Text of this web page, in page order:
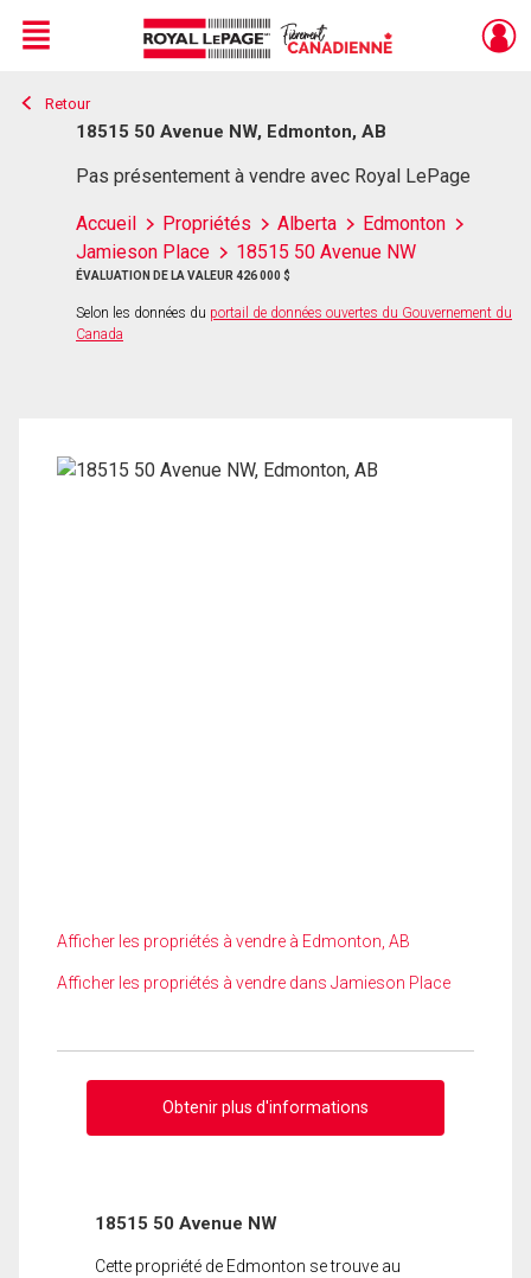
Live
En Direct
Menu
Retour
18515 50 Avenue NW, Edmonton, AB
Pas présentement à vendre avec Royal LePage
Accueil Propriétés Alberta
Edmonton
Jamieson Place
18515 50 Avenue NW
ÉVALUATION DE LA VALEUR 426 000 $
Selon les données du portail de données ouvertes du Gouvernement du
Canada
Afficher les propriétés à vendre à Edmonton, AB
Afficher les propriétés à vendre dans Jamieson Place
Obtenir plus d'informations
18515 50 Avenue NW
Cette propriété de Edmonton se trouve au